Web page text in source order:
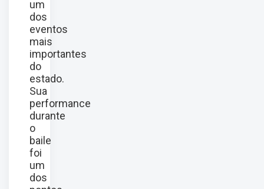
um
dos
eventos
mais
importantes
do
estado.
Sua
performance
durante
o
baile
foi
um
dos